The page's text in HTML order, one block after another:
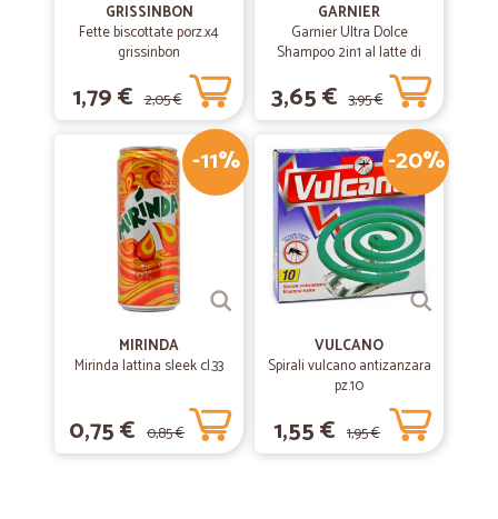
GRISSINBON
Fette biscottate porz.x4
grissinbon
1,79 € 2,05 €
GARNIER
Garnier Ultra Dolce
Shampoo 2in1 al latte di
Vaniglia e polpa di Papaya
per capelli lunghi, 300 ml.
3,65 € 3,95 €
-11%
MIRINDA
Mirinda lattina sleek cl.33
0,75 € 0,85 €
-20%
VULCANO
Spirali vulcano antizanzara
pz.10
1,55 € 1,95 €